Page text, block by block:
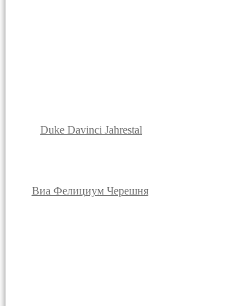
Duke Davinci Jahrestal
Виа Фелициум Черешня